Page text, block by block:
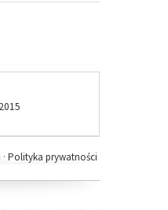
Polityka prywatności
·